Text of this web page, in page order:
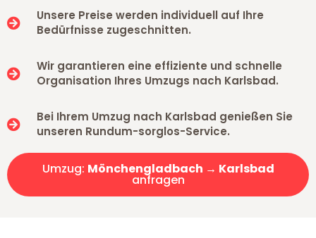
Unsere Preise werden individuell auf Ihre
Bedürfnisse zugeschnitten.
Wir garantieren eine effiziente und schnelle
Organisation Ihres Umzugs nach Karlsbad.
Bei Ihrem Umzug nach Karlsbad genießen Sie
unseren Rundum-sorglos-Service.
Umzug: Mönchengladbach → Karlsbad
anfragen